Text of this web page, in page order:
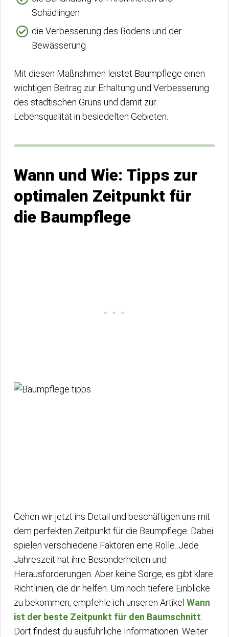
Schädlingen
die Verbesserung des Bodens und der
Bewässerung
Mit diesen Maßnahmen leistet Baumpflege einen
wichtigen Beitrag zur Erhaltung und Verbesserung
des städtischen Grüns und damit zur
Lebensqualität in besiedelten Gebieten.
Wann und Wie: Tipps zur
optimalen Zeitpunkt für
die Baumpflege
Gehen wir jetzt ins Detail und beschäftigen uns mit
dem perfekten Zeitpunkt für die Baumpflege. Dabei
spielen verschiedene Faktoren eine Rolle. Jede
Jahreszeit hat ihre Besonderheiten und
Herausforderungen. Aber keine Sorge, es gibt klare
Richtlinien, die dir helfen. Um noch tiefere Einblicke
zu bekommen, empfehle ich unseren Artikel Wann
ist der beste Zeitpunkt für den Baumschnitt
Dort findest du ausführliche Informationen. Weiter